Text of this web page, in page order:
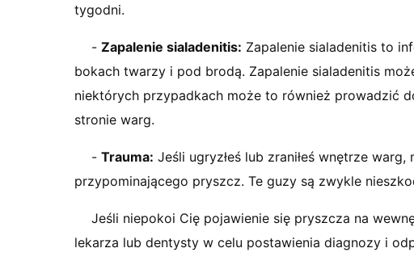
tygodni.
- Zapalenie sialadenitis: Zapalenie sialadenitis to
bokach twarzy i pod brodą. Zapalenie sialadenitis
niektórych przypadkach może to również prowadzić
stronie warg.
- Trauma: Jeśli ugryzłeś lub zraniłeś wnętrze
przypominającego pryszcz. Te guzy są zwykle
Jeśli niepokoi Cię pojawienie się pryszcza na
lekarza lub dentysty w celu postawienia diagnozy i